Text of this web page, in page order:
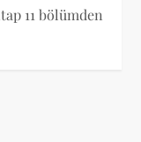
11 bölümden